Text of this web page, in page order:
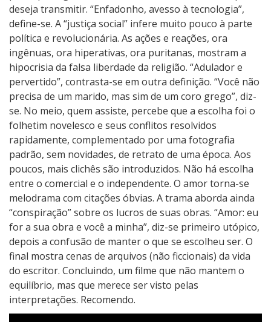
deseja transmitir. “Enfadonho, avesso à tecnologia”,
define-se. A “justiça social” infere muito pouco à parte
política e revolucionária. As ações e reações, ora
ingênuas, ora hiperativas, ora puritanas, mostram a
hipocrisia da falsa liberdade da religião. “Adulador e
pervertido”, contrasta-se em outra definição. “Você não
precisa de um marido, mas sim de um coro grego”, diz-
se. No meio, quem assiste, percebe que a escolha foi o
folhetim novelesco e seus conflitos resolvidos
rapidamente, complementado por uma fotografia
padrão, sem novidades, de retrato de uma época. Aos
poucos, mais clichês são introduzidos. Não há escolha
entre o comercial e o independente. O amor torna-se
melodrama com citações óbvias. A trama aborda ainda
“conspiração” sobre os lucros de suas obras. “Amor: eu
for a sua obra e você a minha”, diz-se primeiro utópico,
depois a confusão de manter o que se escolheu ser. O
final mostra cenas de arquivos (não ficcionais) da vida
do escritor. Concluindo, um filme que não mantem o
equilíbrio, mas que merece ser visto pelas
interpretações. Recomendo.